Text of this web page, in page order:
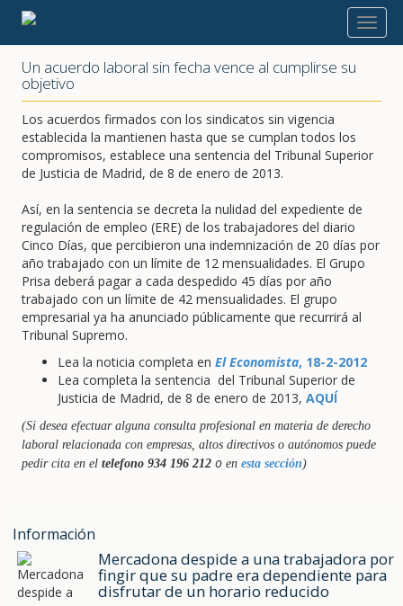
2013
Un acuerdo laboral sin fecha vence al cumplirse su
objetivo
Los acuerdos firmados con los sindicatos sin vigencia
establecida la mantienen hasta que se cumplan todos los
compromisos, establece una sentencia del Tribunal Superior
de Justicia de Madrid, de 8 de enero de 2013.
Así, en la sentencia se decreta la nulidad del expediente de
regulación de empleo (ERE) de los trabajadores del diario
Cinco Días, que percibieron una indemnización de 20 días por
año trabajado con un límite de 12 mensualidades. El Grupo
Prisa deberá pagar a cada despedido 45 días por año
trabajado con un límite de 42 mensualidades. El grupo
empresarial ya ha anunciado públicamente que recurrirá al
Tribunal Supremo.
Lea la noticia completa en El Economista, 18-2-2012
Lea completa la sentencia del Tribunal Superior de
Justicia de Madrid, de 8 de enero de 2013, AQUÍ
(Si desea efectuar alguna consulta profesional en materia de derecho
laboral relacionada con empresas, altos directivos o autónomos puede
pedir cita en el telefono 934 196 212oen esta sección)
Información
Mercadona despide a una trabajadora por
fingir que su padre era dependiente para
disfrutar de un horario reducido